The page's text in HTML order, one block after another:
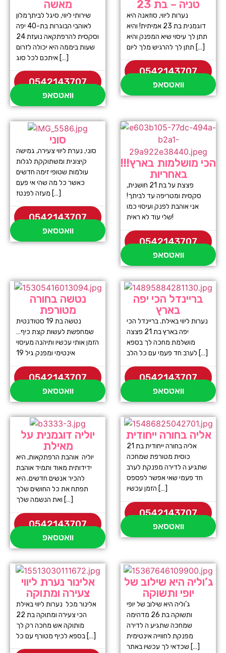
מאשה
שירותי ליווי, סיגל לביתךמלון
לאוהבי הבוגרות בת-40 יפה
וסקסית להרפתקאה נועזת 24
שעות ביממה היא יכולה לזרום
איתכם לכל סוג […]
0542143707
וואטסאפ
טניה – בת 23
נערות ליווי, סוזאנה היא
דוגמנית בת 23 אמיתית! והיא
תתן לך עיסוי שיא המפנק והיא
תתן לך להרגיש מלך ליום […]
0542143707
וואטסאפ
סוני
סוני, נערת ליווי צעירה, גמישה
קיצונית ומשתוקקת לגלות
עולמות שטופי זימה חדשים
כאשר כל מה שהי אי פעם
מעזה לפנטז […]
0542143707
וואטסאפ
הכי מושלמות בארץ!!!
באחריות
פצצת על בת 21 חושנית,
סקסית ומטריפה עד לביתך!
אני אוהבת לפנק ועיסוי כמו
שלי עוד לא ראית!
0542143707
וואטסאפ
נטשה בחורה
מטורפת
נטשה בת 19 סטודנטית
שמחפשת לעשות קצת כיף…
הזמן אותי עכשיו ותיהנה מעיסוי
אינטימי ומפנק גיל 19
0542143707
וואטסאפ
בריינדל הכי יפה
בארץ
נערות ליווי באילת. בריינדל הכי
יפה בארץ בת 21 פצצה
מושלמת מחכה לך בספא
לערב חד פעמי עם כל הלב […]
0542143707
וואטסאפ
יוליה דוגמנית על
מאילת
יוליה אוהבת הרפתקאות, היא
ידידותית מאוד ותמיד אוהבת
להכיר אנשים חדשים. היא
תפתח את כל החושים שלך
ואת הנשמה שלך […]
0542143707
וואטסאפ
אליה בחורה ייחודית
אליה בחורה ייחודית בת 21
כוסית מטורפת שמחכה
שתגיע ה לדירה מפנקת לערב
חד פעמי שאי אפשר לפספס
הזמן עכשיו […]
0542143707
וואטסאפ
אלינור נערת ליווי
צעירה ומתוקה
אלינור מכל נערות ליווי באילת
הכי צעירה ומתוקה בת 22
מותוקה אש מחכה רק לך
בספא לכיף מטורף עם כל […]
ג’וליה היא שילוב של
יופי ותשוקה
ג’וליה היא שילוב של יופי
ותשוקה בת 26 מדהימה
שמחכה שתגיע ה לדירה
מפנקת לחווייה אינטימית
שכדאי לך עכשיו באתר […]